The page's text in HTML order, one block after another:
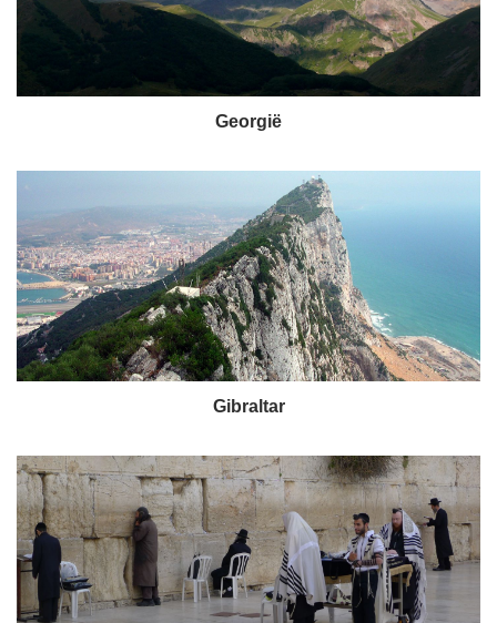
Georgië
Gibraltar